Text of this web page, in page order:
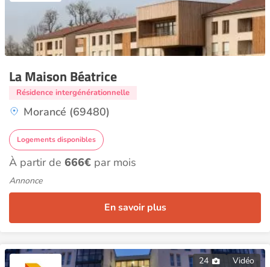
La Maison Béatrice
Résidence intergénérationnelle
Morancé (69480)
Logements disponibles
À partir de 666€ par mois
Annonce
En savoir plus
24 Vidéo